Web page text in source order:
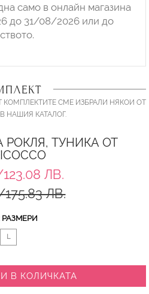
само в онлайн магазина
до 31/08/2026 или до
КОМПЛЕКТИТЕ СМЕ ИЗБРАЛИ НЯКОИ ОТ
НАШИЯ КАТАЛОГ.
ТУНИКА ОТ
ЛВ.
ЛВ.
РАЗМЕРИ
L
В КОЛИЧКАТА